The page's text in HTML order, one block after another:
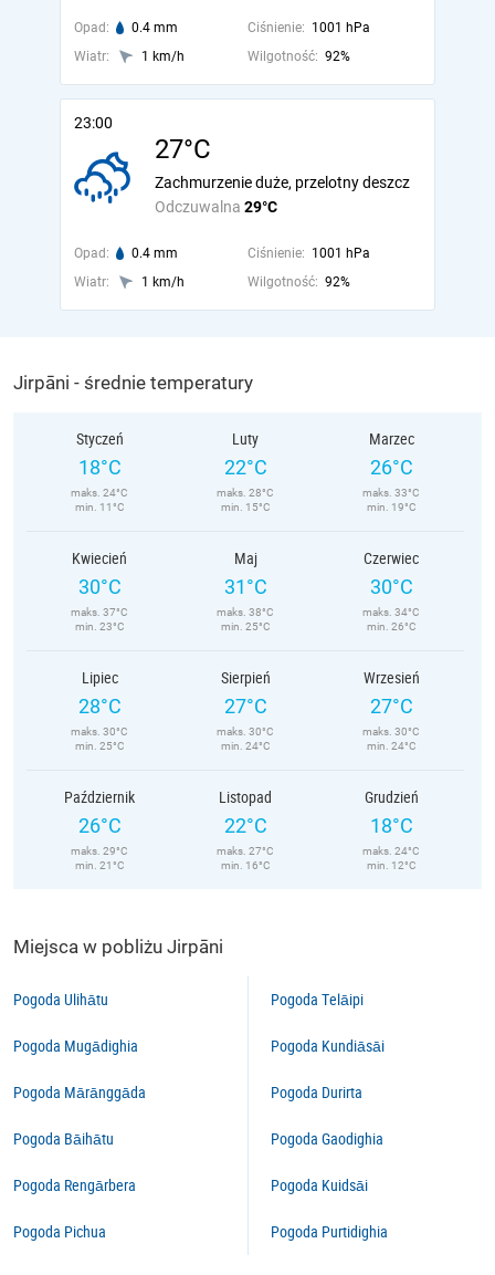
Opad: 0.4 mm Ciśnienie: 1001 hPa
Wiatr:
1 km/h Wilgotność: 92%
23:00
27°C
Odczuwalna 29°C
Zachmurzenie duże, przelotny deszcz
Opad: 0.4 mm Ciśnienie: 1001 hPa
Wiatr:
1 km/h Wilgotność: 92%
Jirpāni - średnie temperatury
Styczeń
18°C
maks. 24°C
min. 11°C
Luty
22°C
maks. 28°C
min. 15°C
Marzec
26°C
maks. 33°C
min. 19°C
Kwiecień
30°C
maks. 37°C
min. 23°C
Maj
31°C
maks. 38°C
min. 25°C
Czerwiec
30°C
maks. 34°C
min. 26°C
Lipiec
28°C
maks. 30°C
min. 25°C
Sierpień
27°C
maks. 30°C
min. 24°C
Wrzesień
27°C
maks. 30°C
min. 24°C
Październik
26°C
maks. 29°C
min. 21°C
Listopad
22°C
maks. 27°C
min. 16°C
Grudzień
18°C
maks. 24°C
min. 12°C
Miejsca w pobliżu Jirpāni
Pogoda Ulihātu
Pogoda Mugādighia
Pogoda Mārānggāda
Pogoda Bāihātu
Pogoda Rengārbera
Pogoda Pichua
Pogoda Telāipi
Pogoda Kundiāsāi
Pogoda Durirta
Pogoda Gaodighia
Pogoda Kuidsāi
Pogoda Purtidighia